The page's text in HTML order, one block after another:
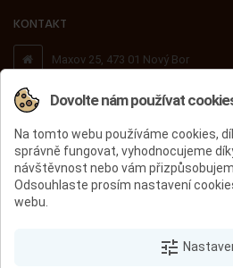
KONTAKT
Maxov 25, 473 01 Nový Bor
+420 603 503 716
peccini@peccini.cz
VÝPRODEJ
Dovolte nám používat
Na tomto webu používáme cookies,
správně fungovat, vyhodnocujeme
návštěvnost nebo vám
Odsouhlaste prosím nastavení
webu.
tune